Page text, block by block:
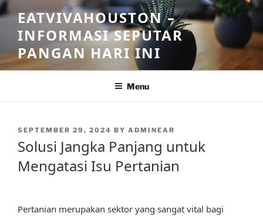
Skip
to
content
EATVIVAHOUSTON –
INFORMASI SEPUTAR
PANGAN HARI INI
Menu
POSTED
SEPTEMBER 29, 2024 BY ADMINEAR
Solusi Jangka Panjang untuk
Mengatasi Isu Pertanian
Pertanian merupakan sektor yang sangat vital bagi